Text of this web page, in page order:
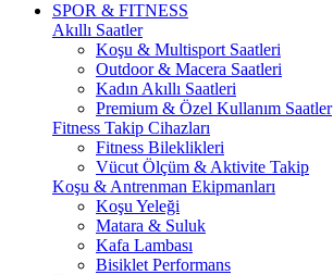
SPOR & FITNESS
Akıllı Saatler
Koşu & Multisport Saatleri
Outdoor & Macera Saatleri
Kadın Akıllı Saatleri
Premium & Özel Kullanım Saatler
Fitness Takip Cihazları
Fitness Bileklikleri
Vücut Ölçüm & Aktivite Takip
Koşu & Antrenman Ekipmanları
Koşu Yeleği
Matara & Suluk
Kafa Lambası
Bisiklet Performans